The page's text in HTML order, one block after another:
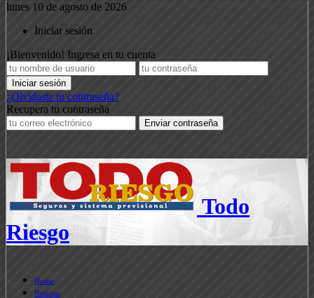
lunes 10 de agosto de 2026
Iniciar sesión
¡Bienvenido! Ingresa en tu cuenta
¿Olvidaste tu contraseña?
Recupera tu contraseña
Todo
Riesgo
Home
Noticias